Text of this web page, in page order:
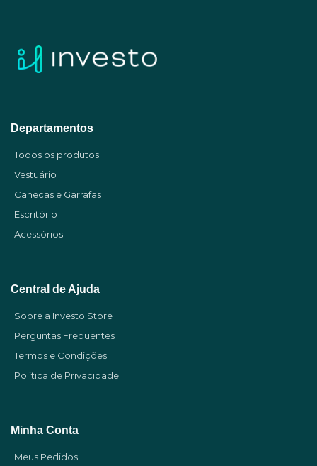
Departamentos
Todos os produtos
Vestuário
Canecas e Garrafas
Escritório
Acessórios
Central de Ajuda
Sobre a Investo Store
Perguntas Frequentes
Termos e Condições
Política de Privacidade
Minha Conta
Meus Pedidos